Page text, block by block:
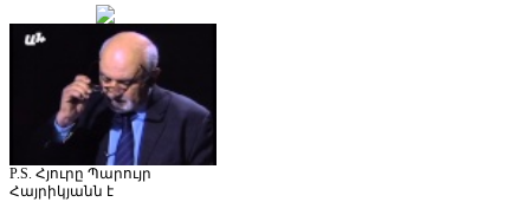
P.S. Հյուրը Պարույր
Հայրիկյանն է